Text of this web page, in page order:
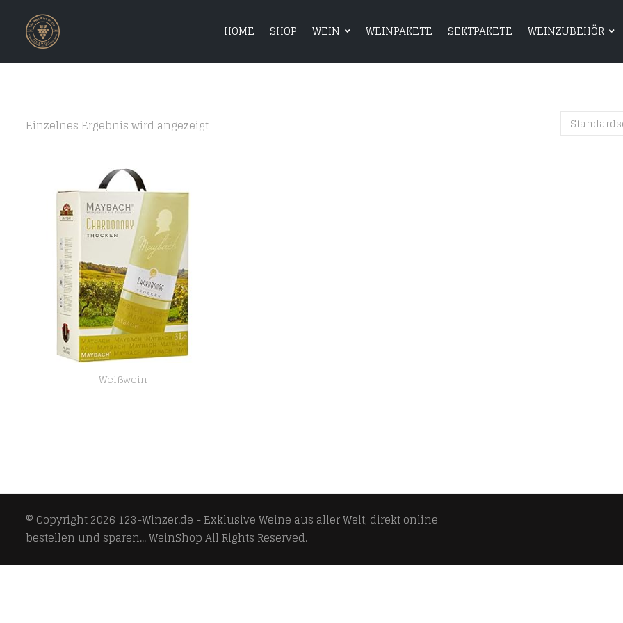
HOME SHOP WEIN WEINPAKETE SEKTPAKETE WEINZUBEHÖR
HOME SHOP WEIN WEINPAKETE
Einzelnes Ergebnis wird angezeigt
Weißwein
© Copyright 2026 123-Winzer.de - Exklusive Weine aus aller Welt, direkt online
bestellen und sparen... WeinShopAll Rights Reserved.